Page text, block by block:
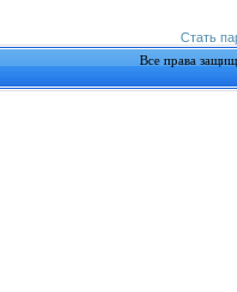
Стать
Все права